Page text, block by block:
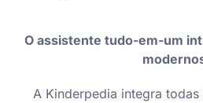
O assistente tudo-em-um
A Kinderpedia integra